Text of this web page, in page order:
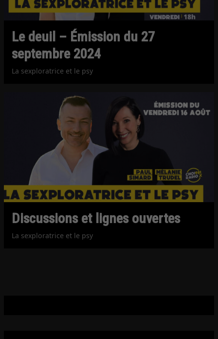
Le deuil – Émission du 27
septembre 2024
La sexploratrice et le psy
Discussions et lignes ouvertes
La sexploratrice et le psy